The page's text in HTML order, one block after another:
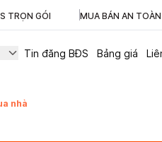
TRỌN GÓI MUA BÁN AN TOÀN
Tin đăng BĐS Bảng giá
nhà